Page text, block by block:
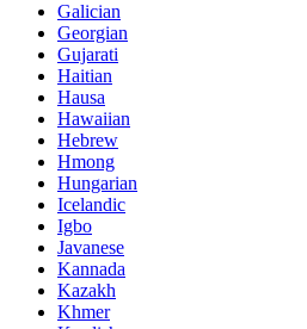
Galician
Georgian
Gujarati
Haitian
Hausa
Hawaiian
Hebrew
Hmong
Hungarian
Icelandic
Igbo
Javanese
Kannada
Kazakh
Khmer